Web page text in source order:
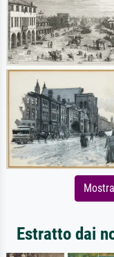
Estratto dai